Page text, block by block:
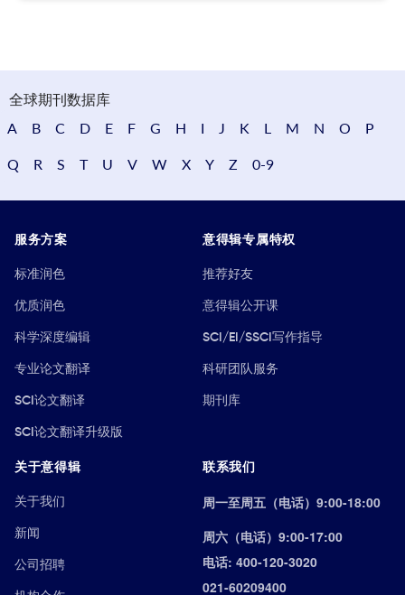
全球期刊数据库
A
B C D E F G H I J K L M N O P
Q R S T U V W X Y Z 0-9